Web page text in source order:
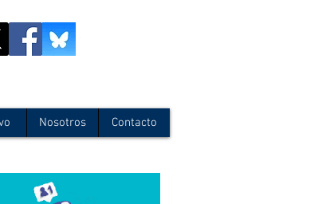
Nosotros Contacto